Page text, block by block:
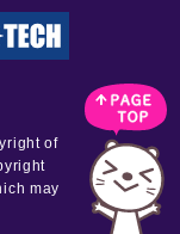
of
may